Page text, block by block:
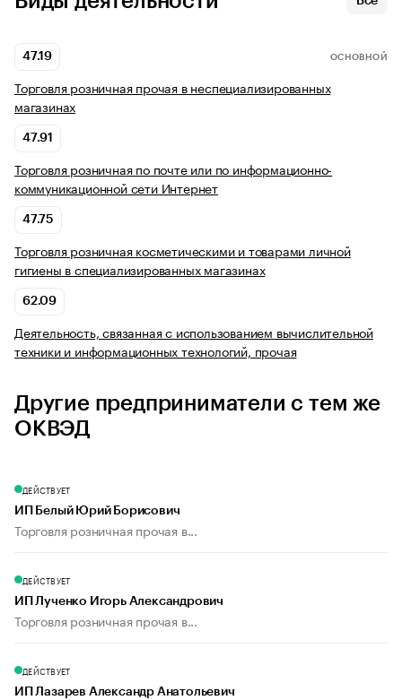
47.19 ОСНОВНОЙ
Торговля розничная прочая в неспециализированных
магазинах
47.91
Торговля розничная по почте или по информационно-
коммуникационной сети Интернет
47.75
Торговля розничная косметическими и товарами личной
гигиены в специализированных магазинах
62.09
Деятельность, связанная с использованием вычислительной
техники и информационных технологий, прочая
Другие предприниматели с тем же
ОКВЭД
ДЕЙСТВУЕТ
ИП Белый Юрий Борисович
Торговля розничная прочая в...
ДЕЙСТВУЕТ
ИП Лученко Игорь Александрович
Торговля розничная прочая в...
ДЕЙСТВУЕТ
ИП Лазарев Александр Анатольевич